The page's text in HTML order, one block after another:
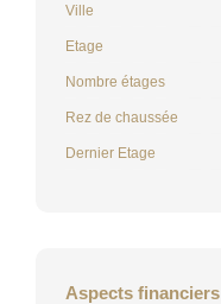
Ville
Etage
Nombre étages
Rez de chaussée
Dernier Etage
Aspects financiers